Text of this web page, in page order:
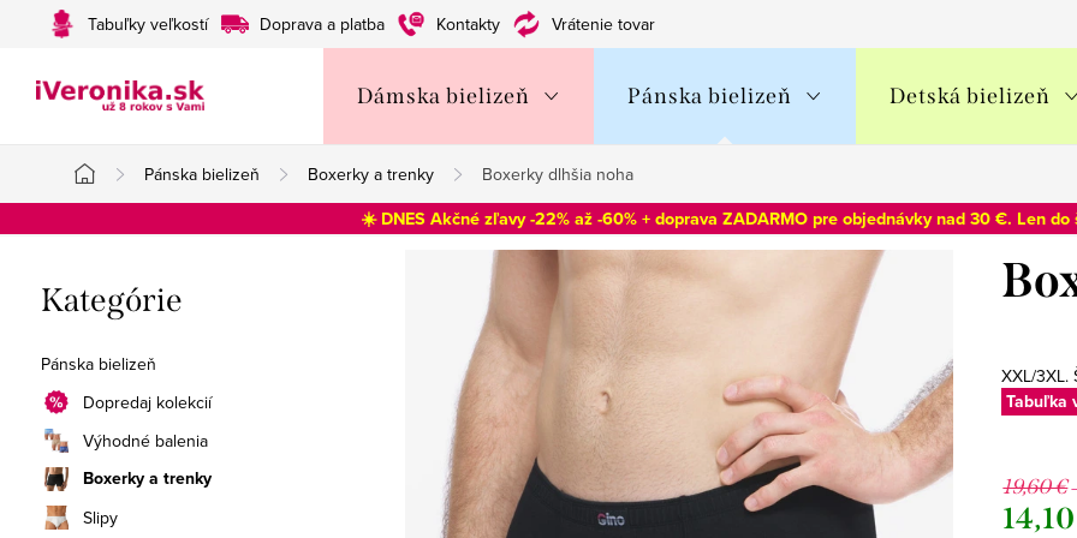
Tabuľky veľkostí Doprava a platba Kontakty Vrátenie tovaru
Dámska bielizeň Pánska bielizeň Detská bielizeň
Domov
Pánska bielizeň Boxerky a trenky Boxerky dlhšia noha
☀️ DNES Akčné zľavy -22% až -60% + doprava ZADARMO pre objednávky nad 30 €. Len do
o
č
n
ý
p
Preskočiť
kategórie
Kategórie
Pánska bielizeň
Dopredaj kolekcií
Výhodné balenia
Boxerky a trenky
Slipy
XXL/3XL.
Tabuľka
19,60 €